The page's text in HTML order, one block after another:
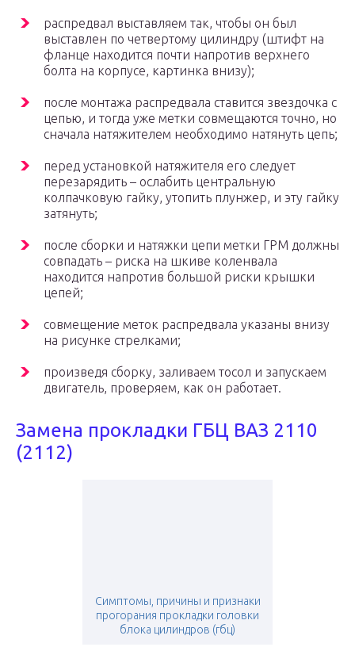
распредвал выставляем так, чтобы он был
выставлен по четвертому цилиндру (штифт на
фланце находится почти напротив верхнего
болта на корпусе, картинка внизу);
после монтажа распредвала ставится звездочка с
цепью, и тогда уже метки совмещаются точно, но
сначала натяжителем необходимо натянуть цепь;
перед установкой натяжителя его следует
перезарядить – ослабить центральную
колпачковую гайку, утопить плунжер, и эту гайку
затянуть;
после сборки и натяжки цепи метки ГРМ должны
совпадать – риска на шкиве коленвала
находится напротив большой риски крышки
цепей;
совмещение меток распредвала указаны внизу
на рисунке стрелками;
произведя сборку, заливаем тосол и запускаем
двигатель, проверяем, как он работает.
Замена прокладки ГБЦ ВАЗ 2110
(2112)
Симптомы, причины и признаки
прогорания прокладки головки
блока цилиндров (гбц)